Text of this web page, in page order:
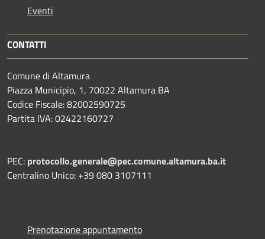
Eventi
CONTATTI
Comune di Altamura
Piazza Municipio, 1, 70022 Altamura BA
Codice Fiscale: 82002590725
Partita IVA: 02422160727
PEC: protocollo.generale@pec.comune.altamura.ba.it
Centralino Unico: +39 080 3107111
Prenotazione appuntamento